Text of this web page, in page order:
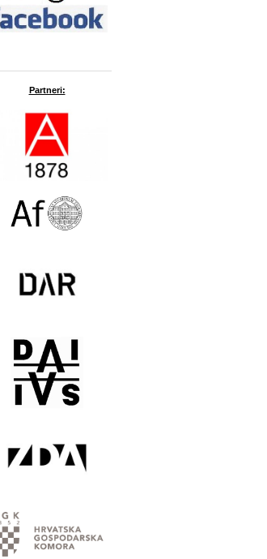
Partneri: